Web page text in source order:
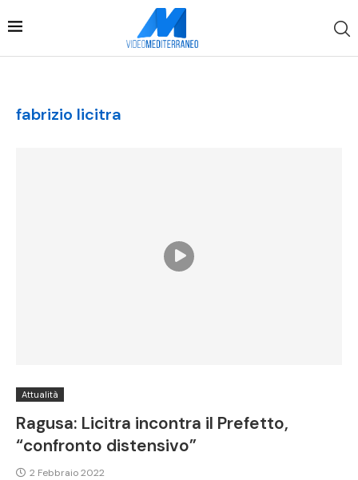
fabrizio licitra
Attualità
Ragusa: Licitra incontra il Prefetto,
“confronto distensivo”
2 Febbraio 2022